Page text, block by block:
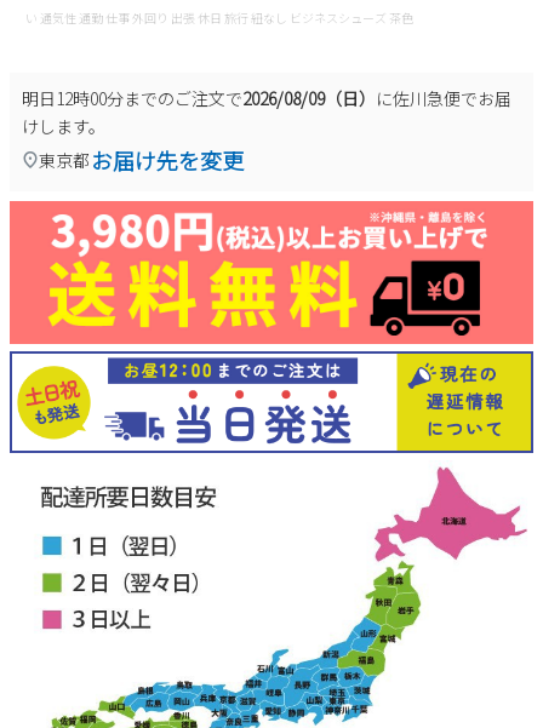
い 通気性 通勤 仕事 外回り 出張 休日 旅行 紐なし ビジネスシューズ 茶色
明日12時00分までのご注文で2026/08/09（日） に佐川急便でお届
けします。
東京都 お届け先を変更